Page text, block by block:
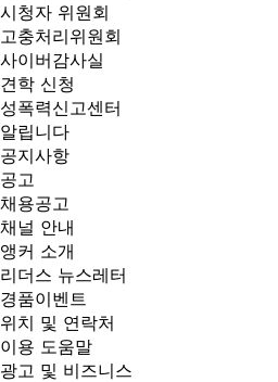
시청자 위원회
고충처리위원회
사이버감사실
견학 신청
성폭력신고센터
알립니다
공지사항
공고
채용공고
채널 안내
앵커 소개
리더스 뉴스레터
경품이벤트
위치 및 연락처
이용 도움말
광고 및 비즈니스